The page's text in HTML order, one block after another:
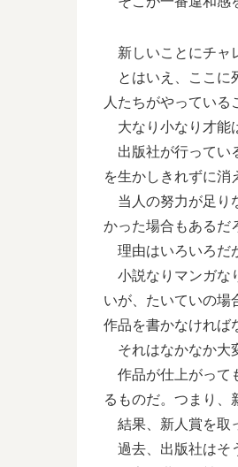
新しいことにチャ
とはいえ、ここに
人たちがやっている
大なり小なり才能
出版社が行ってい
を生かしきれずに消
当人の努力が足り
かった場合もあるだ
理由はいろいろだ
小説なりマンガな
いが、たいていの場
作品を書かなければ
それはなかなか大
作品が仕上がって
るものだ。つまり、
結果、新人賞を取
過去、出版社はそ